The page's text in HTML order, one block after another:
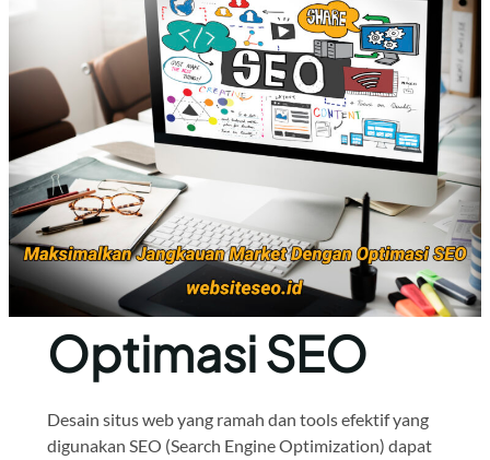
Optimasi SEO
Desain situs web yang ramah dan tools efektif yang
digunakan SEO (Search Engine Optimization) dapat